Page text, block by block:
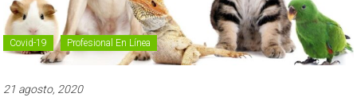
Covid-19 Profesional En Línea
21 agosto, 2020